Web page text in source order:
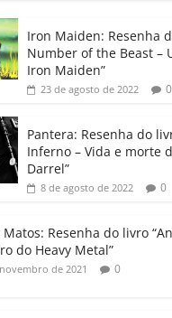
at
s
A
p
e
dI
gl
e
Cl
a
ss
ro
o
p
Li
Iron Maiden: Resenha
Number of the Beast –
Iron Maiden”
23 de agosto de 2022 0
Pantera: Resenha do
Inferno – Vida e morte
Darrel”
8 de agosto de 2022 0
Resenha do livro
do Heavy Metal”
de 2021 0